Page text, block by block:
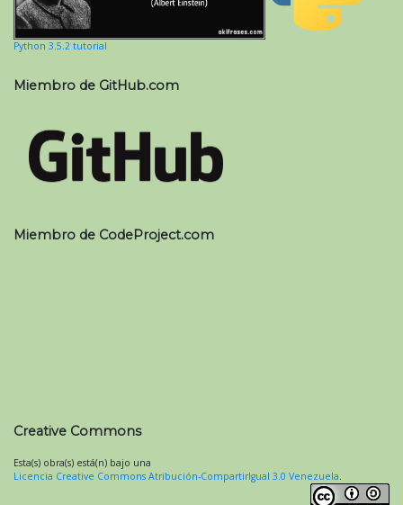
Python 3.5.2 tutorial
Miembro de GitHub.com
Miembro de CodeProject.com
Creative Commons
Esta(s) obra(s) está(n) bajo una
Licencia Creative Commons Atribución-CompartirIgual 3.0 Venezuela.